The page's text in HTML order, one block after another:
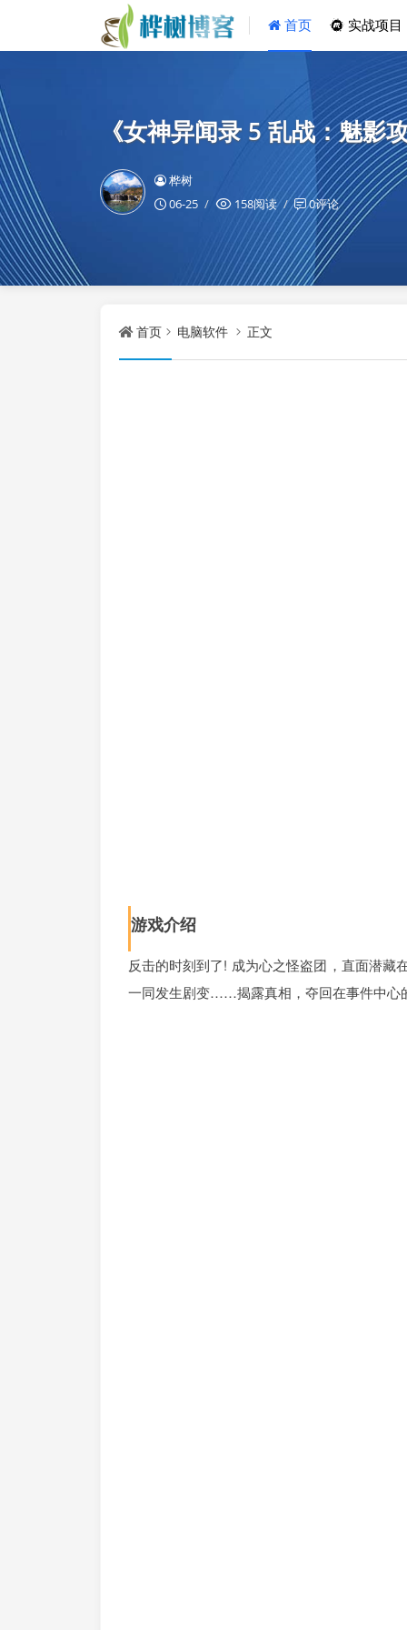
首页 实战项目
《女神异闻录 5 乱战：魅影
桦树
06-25
158阅读 0评论
首页 电脑软件 正文
游戏介绍
反击的时刻到了! 成为心之怪盗团，直面潜
一同发生剧变……揭露真相，夺回在事件中心